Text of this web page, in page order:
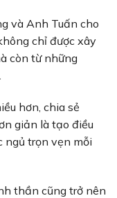
và Anh Tuấn cho
chỉ được xây
còn từ những
hơn, chia sẻ
giản là tạo điều
ngủ trọn vẹn mỗi
thần cũng trở nên